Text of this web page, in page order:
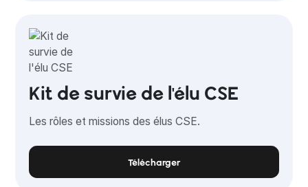
Kit de survie de l'élu CSE
Les rôles et missions des élus CSE.
Télécharger